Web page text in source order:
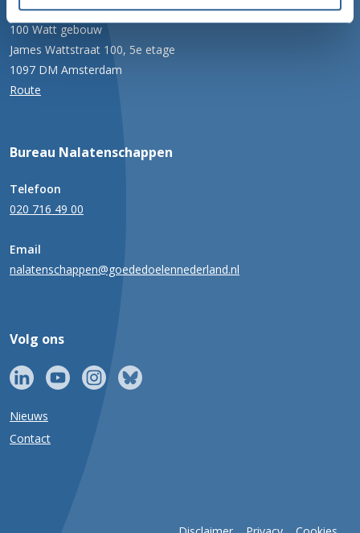
Adres
100 Watt gebouw
James Wattstraat 100, 5e etage
1097 DM Amsterdam
Route
Bureau Nalatenschappen
Telefoon
020 716 49 00
Email
nalatenschappen@goededoelennederland.nl
Volg ons
Nieuws
Contact